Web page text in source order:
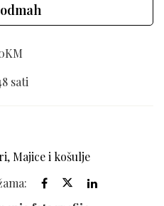
sati
, Majice i košulje